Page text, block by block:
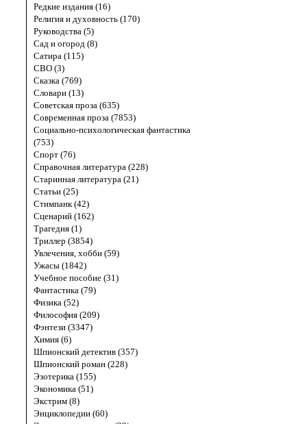
Редкие издания (16)
Религия и духовность (170)
Руководства (5)
Сад и огород (8)
Сатира (115)
СВО (3)
Сказка (769)
Словари (13)
Советская проза (635)
Современная проза (7853)
Социально-психологическая фантастика
(753)
Спорт (76)
Справочная литература (228)
Старинная литература (21)
Статьи (25)
Стимпанк (42)
Сценарий (162)
Трагедия (1)
Триллер (3854)
Увлечения, хобби (59)
Ужасы (1842)
Учебное пособие (31)
Фантастика (79)
Физика (52)
Философия (209)
Фэнтези (3347)
Химия (6)
Шпионский детектив (357)
Шпионский роман (228)
Эзотерика (155)
Экономика (51)
Экстрим (8)
Энциклопедии (60)